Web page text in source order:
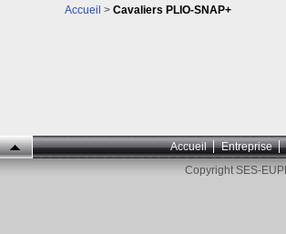
Accueil > Cavaliers PLIO-SNAP+
Accueil
Entreprise
Copyright SES-